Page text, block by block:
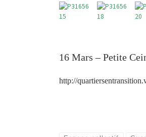
16 Mars – Petite
http://